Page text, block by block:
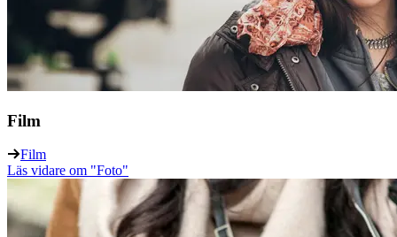
Film
Film
Läs vidare om "Foto"